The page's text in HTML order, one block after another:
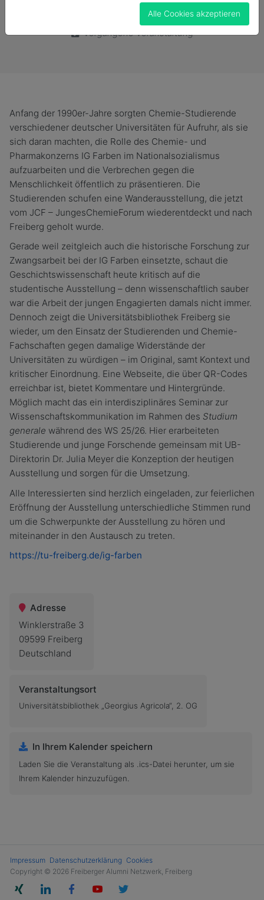
Vergangene Veranstaltung
Anfang der 1990er-Jahre sorgten Chemie-Studierende
verschiedener deutscher Universitäten für Aufruhr, als sie
sich daran machten, die Rolle des Chemie- und
Pharmakonzerns IG Farben im Nationalsozialismus
aufzuarbeiten und die Verbrechen gegen die
Menschlichkeit öffentlich zu präsentieren. Die
Studierenden schufen eine Wanderausstellung, die jetzt
vom JCF – JungesChemieForum wiederentdeckt und nach
Freiberg geholt wurde.
Gerade weil zeitgleich auch die historische Forschung zur
Zwangsarbeit bei der IG Farben einsetzte, schaut die
Geschichtswissenschaft heute kritisch auf die
studentische Ausstellung – denn wissenschaftlich sauber
war die Arbeit der jungen Engagierten damals nicht immer.
Dennoch zeigt die Universitätsbibliothek Freiberg sie
wieder, um den Einsatz der Studierenden und Chemie-
Fachschaften gegen damalige Widerstände der
Universitäten zu würdigen – im Original, samt Kontext und
kritischer Einordnung. Eine Webseite, die über QR-Codes
erreichbar ist, bietet Kommentare und Hintergründe.
Möglich macht das ein interdisziplinäres Seminar zur
Wissenschaftskommunikation im Rahmen des Studium
generale während des WS 25/26. Hier erarbeiteten
Studierende und junge Forschende gemeinsam mit UB-
Direktorin Dr. Julia Meyer die Konzeption der heutigen
Ausstellung und sorgen für die Umsetzung.
Alle Interessierten sind herzlich eingeladen, zur feierlichen
Eröffnung der Ausstellung unterschiedliche Stimmen rund
um die Schwerpunkte der Ausstellung zu hören und
miteinander in den Austausch zu treten.
https://tu-freiberg.de/ig-farben
Adresse
Winklerstraße 3
09599 Freiberg
Deutschland
Veranstaltungsort
Universitätsbibliothek „Georgius Agricola“, 2. OG
In Ihrem Kalender speichern
Laden Sie die Veranstaltung als .ics-Datei herunter, um sie
Ihrem Kalender hinzuzufügen.
Alle Cookies akzeptieren
Impressum Datenschutzerklärung Cookies
Copyright © 2026 Freiberger Alumni Netzwerk, Freiberg